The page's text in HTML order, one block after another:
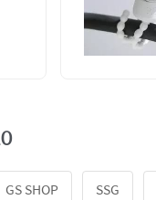
GS SHOP SSG